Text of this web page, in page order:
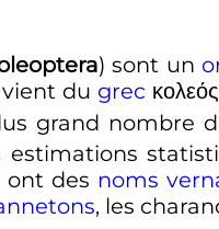
) sont un
vient du grec κολεός
grand nombre
ont des noms
, les